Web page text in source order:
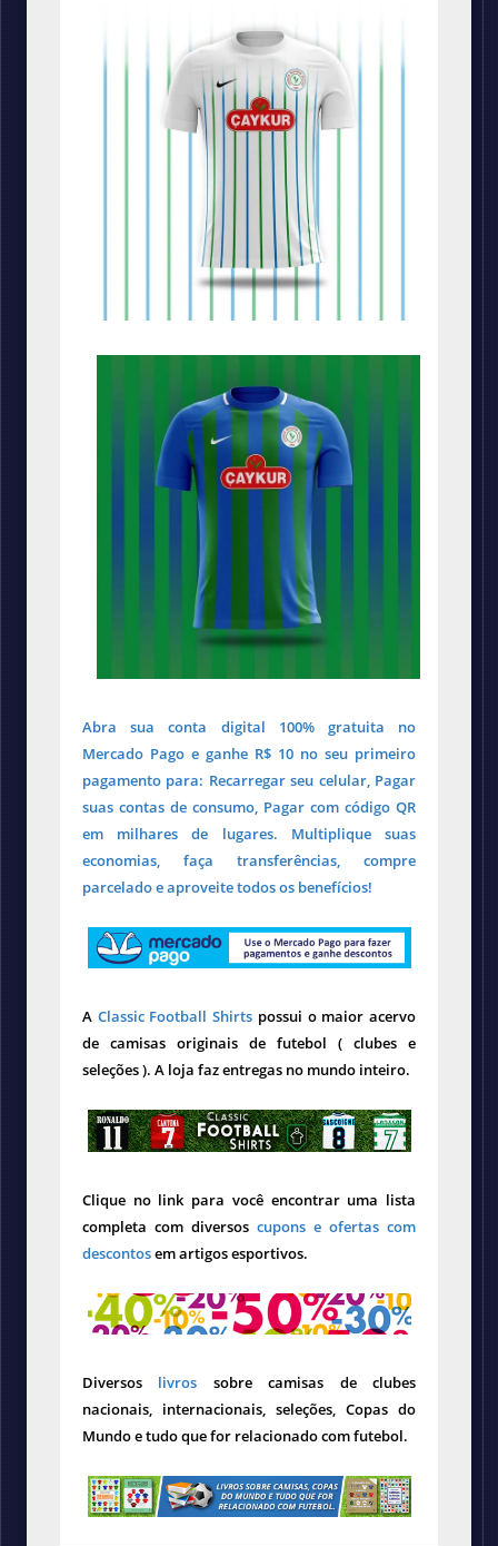
Abra sua conta digital 100% gratuita no
Mercado Pago e ganhe R$ 10 no seu primeiro
pagamento para: Recarregar seu celular, Pagar
suas contas de consumo, Pagar com código QR
em milhares de lugares. Multiplique suas
economias, faça transferências, compre
parcelado e aproveite todos os benefícios!
A Classic Football Shirts possui o maior acervo
de camisas originais de futebol ( clubes e
seleções ). A loja faz entregas no mundo inteiro.
Clique no link para você encontrar uma lista
completa com diversos cupons e ofertas com
descontosem artigos esportivos.
Diversos livros sobre camisas de clubes
nacionais, internacionais, seleções, Copas do
Mundo e tudo que for relacionado com futebol.